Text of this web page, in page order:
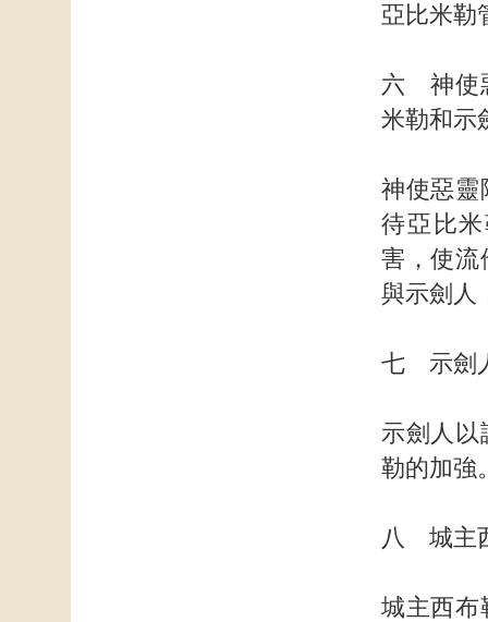
亞比米勒
六 神使
米勒和示
神使惡靈
待亞比
害，使流
與示劍人
七 示劍
示劍人以
勒的加強
八 城主
城主西布